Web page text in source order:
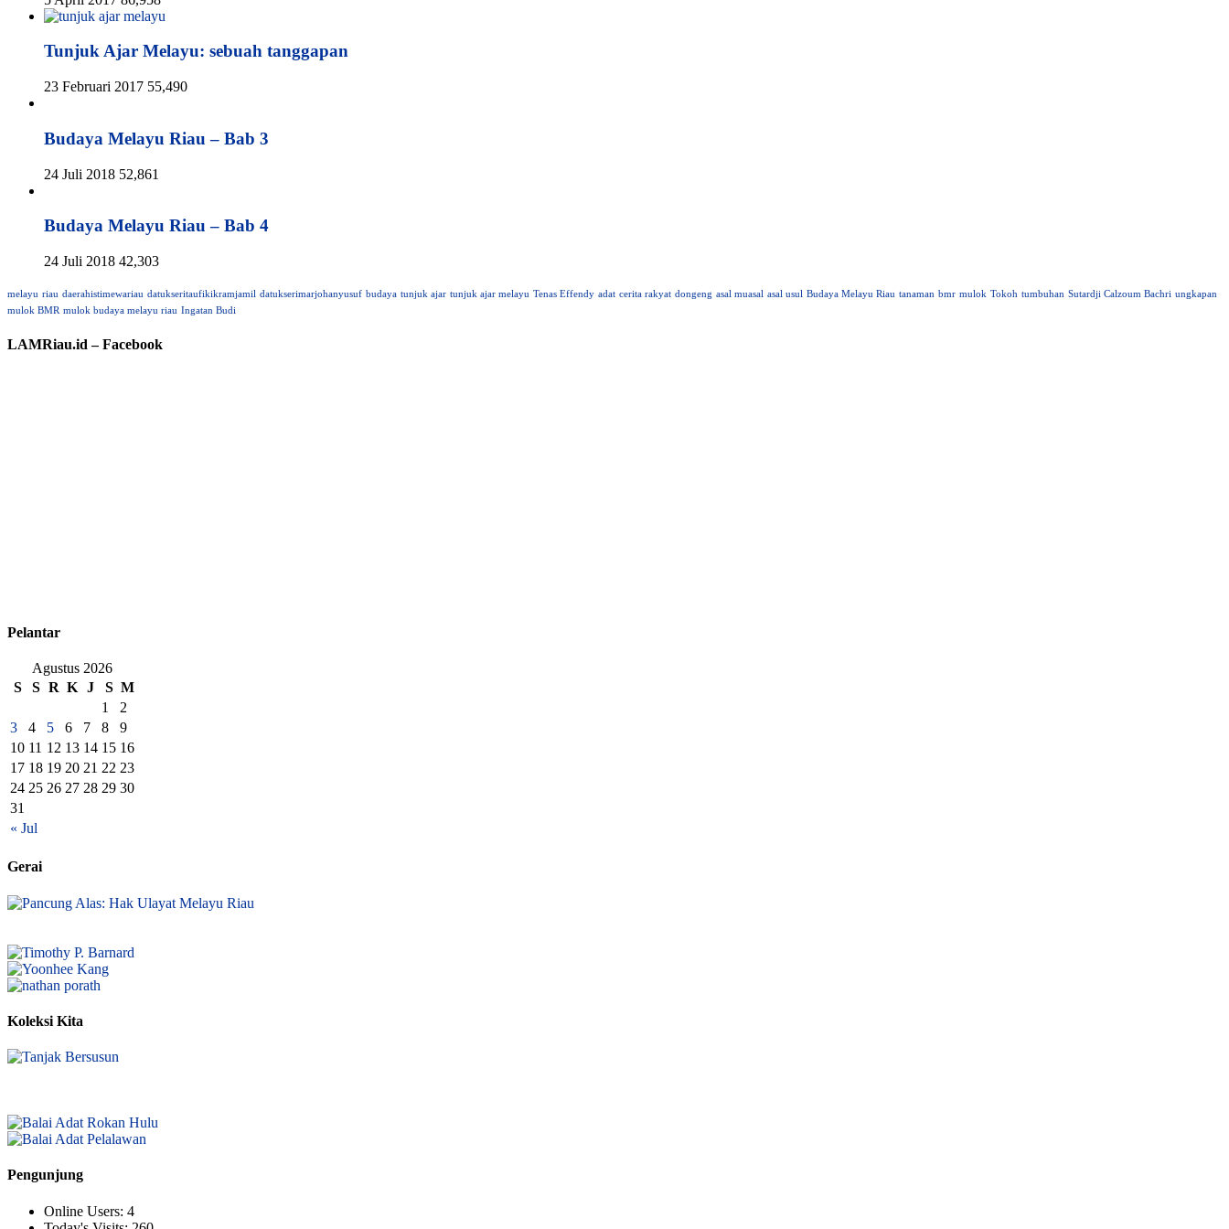
Tunjuk Ajar Melayu: sebuah tanggapan
23 Februari 2017 55,490
Budaya Melayu Riau – Bab 3
24 Juli 2018 52,861
Budaya Melayu Riau – Bab 4
24 Juli 2018 42,303
melayu riau daerahistimewariau datukseritaufikikramjamil datukserimarjohanyusuf budaya tunjuk ajar tunjuk ajar melayu Tenas Effendy adat cerita rakyat dongeng asal muasal asal usul Budaya Melayu Riau tanaman bmr mulok Tokoh tumbuhan Sutardji Calzoum Bachri ungkapan
mulok BMR mulok budaya melayu riau Ingatan Budi
LAMRiau.id – Facebook
Pelantar
Agustus 2026
S
S R K J S M
« Jul
1
2
3
4 5 6 7 8
9
10 11 12 13 14 15 16
17 18 19 20 21 22 23
24 25 26 27 28 29 30
31
Gerai
Koleksi Kita
Pengunjung
Online Users: 4